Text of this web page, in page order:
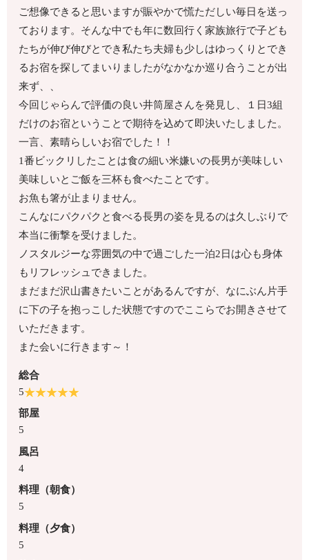
ご想像できると思いますが賑やかで慌ただしい毎日を送っ
ております。そんな中でも年に数回行く家族旅行で子ども
たちが伸び伸びとでき私たち夫婦も少しはゆっくりとでき
るお宿を探してまいりましたがなかなか巡り合うことが出
来ず、、
今回じゃらんで評価の良い井筒屋さんを発見し、１日3組
だけのお宿ということで期待を込めて即決いたしました。
一言、素晴らしいお宿でした！！
1番ビックリしたことは食の細い米嫌いの長男が美味しい
美味しいとご飯を三杯も食べたことです。
お魚も箸が止まりません。
こんなにパクパクと食べる長男の姿を見るのは久しぶりで
本当に衝撃を受けました。
ノスタルジーな雰囲気の中で過ごした一泊2日は心も身体
もリフレッシュできました。
まだまだ沢山書きたいことがあるんですが、なにぶん片手
に下の子を抱っこした状態ですのでここらでお開きさせて
いただきます。
また会いに行きます～！
総合
5
部屋
5
風呂
4
料理（朝食）
5
料理（夕食）
5